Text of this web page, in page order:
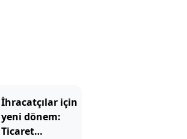
İhracatçılar için
yeni dönem:
Ticaret